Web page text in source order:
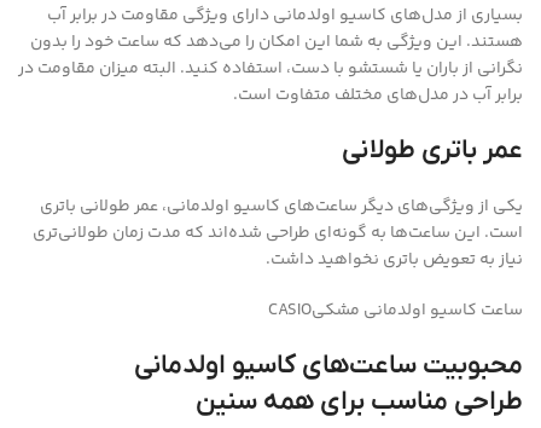
بسیاری از مدل‌های کاسیو اولدمانی دارای ویژگی مقاومت در برابر آب
هستند. این ویژگی به شما این امکان را می‌دهد که ساعت خود را بدون
نگرانی از باران یا شستشو با دست، استفاده کنید. البته میزان مقاومت در
برابر آب در مدل‌های مختلف متفاوت است.
عمر باتری طولانی
یکی از ویژگی‌های دیگر ساعت‌های کاسیو اولدمانی، عمر طولانی باتری
است. این ساعت‌ها به گونه‌ای طراحی شده‌اند که مدت زمان طولانی‌تری
نیاز به تعویض باتری نخواهید داشت.
ساعت کاسیو اولدمانی مشکیCASIO
محبوبیت ساعت‌های کاسیو اولدمانی
طراحی مناسب برای همه سنین